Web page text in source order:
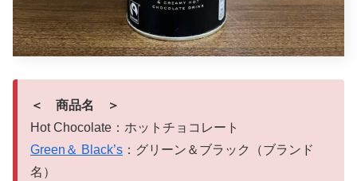
＜ 商品名 ＞
Hot Chocolate：ホットチョコレート
Green＆ Black’s ：グリーン＆ブラック（ブランド
名）